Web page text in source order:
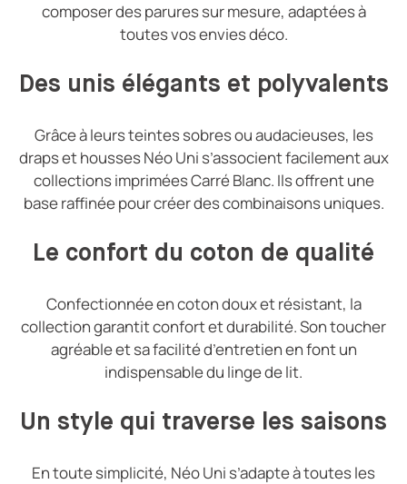
composer des parures sur mesure, adaptées à
toutes vos envies déco.
Des unis élégants et polyvalents
Grâce à leurs teintes sobres ou audacieuses, les
draps et housses Néo Uni s’associent facilement aux
collections imprimées Carré Blanc. Ils offrent une
base raffinée pour créer des combinaisons uniques.
Le confort du coton de qualité
Confectionnée en coton doux et résistant, la
collection garantit confort et durabilité. Son toucher
agréable et sa facilité d’entretien en font un
indispensable du linge de lit.
Un style qui traverse les saisons
En toute simplicité, Néo Uni s’adapte à toutes les